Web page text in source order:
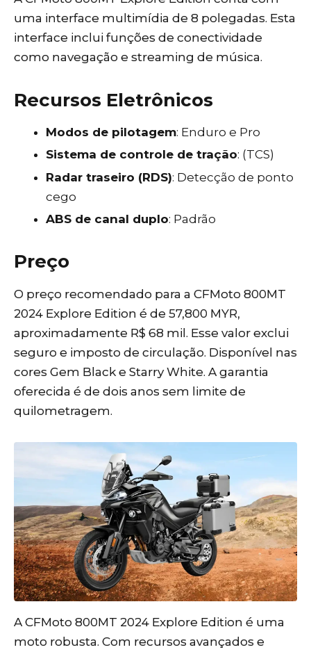
uma interface multimídia de 8 polegadas. Esta
interface inclui funções de conectividade
como navegação e streaming de música.
Recursos Eletrônicos
Modos de pilotagem: Enduro e Pro
Sistema de controle de tração: (TCS)
Radar traseiro (RDS): Detecção de ponto
cego
ABS de canal duplo: Padrão
Preço
O preço recomendado para a CFMoto 800MT
2024 Explore Edition é de 57,800 MYR,
aproximadamente R$ 68 mil. Esse valor exclui
seguro e imposto de circulação. Disponível nas
cores Gem Black e Starry White. A garantia
oferecida é de dois anos sem limite de
quilometragem.
A CFMoto 800MT 2024 Explore Edition é uma
moto robusta. Com recursos avançados e